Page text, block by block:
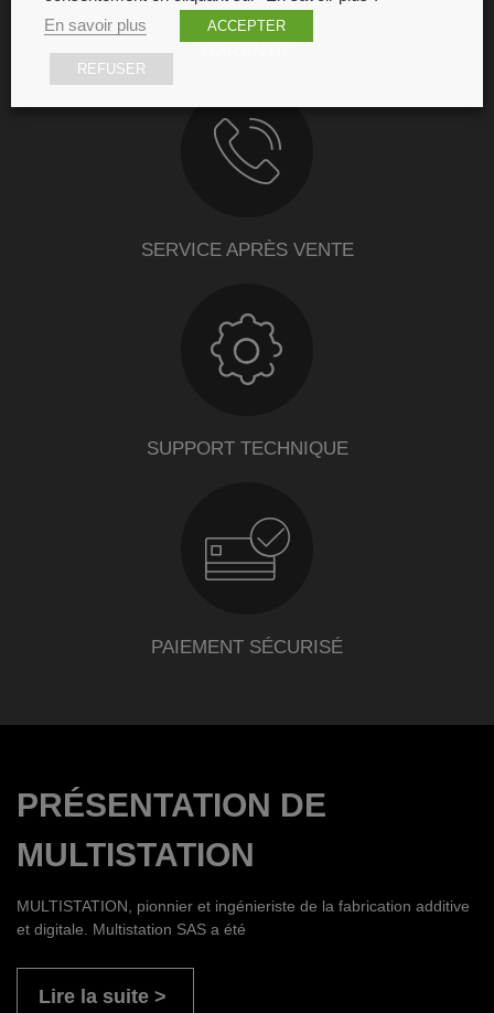
SERVICE APRÈS VENTE
SUPPORT TECHNIQUE
PAIEMENT SÉCURISÉ
PRÉSENTATION DE
MULTISTATION
MULTISTATION, pionnier et ingénieriste de la fabrication additive
et digitale. Multistation SAS a été
Lire la suite
En savoir plus
ACCEPTER
REFUSER